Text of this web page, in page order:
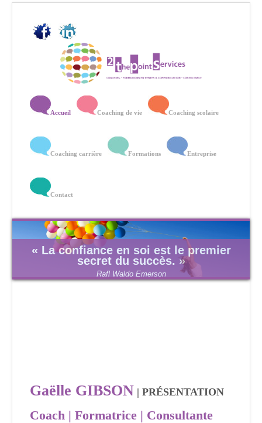
Accueil Coaching de vie Coaching scolaire
Coaching carrière Formations Entreprise
Contact
« La confiance en soi est le premier
secret du succès. »
Rafl Waldo Emerson
Gaëlle GIBSON | PRÉSENTATION
Coach | Formatrice | Consultante